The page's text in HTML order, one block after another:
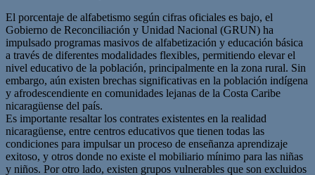
El porcentaje de alfabetismo según cifras oficiales es bajo, el
Gobierno de Reconciliación y Unidad Nacional (GRUN) ha
impulsado programas masivos de alfabetización y educación básica
a través de diferentes modalidades flexibles, permitiendo elevar el
nivel educativo de la población, principalmente en la zona rural. Sin
embargo, aún existen brechas significativas en la población indígena
y afrodescendiente en comunidades lejanas de la Costa Caribe
nicaragüense del país.
Es importante resaltar los contrates existentes en la realidad
nicaragüense, entre centros educativos que tienen todas las
condiciones para impulsar un proceso de enseñanza aprendizaje
exitoso, y otros donde no existe el mobiliario mínimo para las niñas
y niños. Por otro lado, existen grupos vulnerables que son excluidos